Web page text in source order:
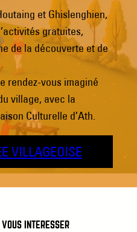
et Ghislenghien,
gratuites,
de la découverte et de
rendez-vous imaginé
village, avec la
Culturelle d’Ath.
VILLAGEOISE
INTÉRESSER